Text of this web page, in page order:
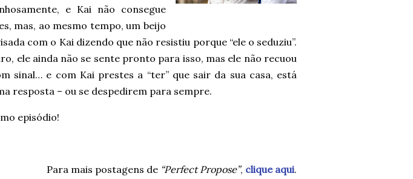
e Kai não consegue
mas, ao mesmo tempo, um beijo
com o Kai dizendo que não resistiu porque “ele o seduziu”.
ele ainda não se sente pronto para isso, mas ele não recuou
sinal… e com Kai prestes a “ter” que sair da sua casa, está
resposta – ou se despedirem para sempre.
episódio!
Para mais postagens de “Perfect Propose”, clique aqui.